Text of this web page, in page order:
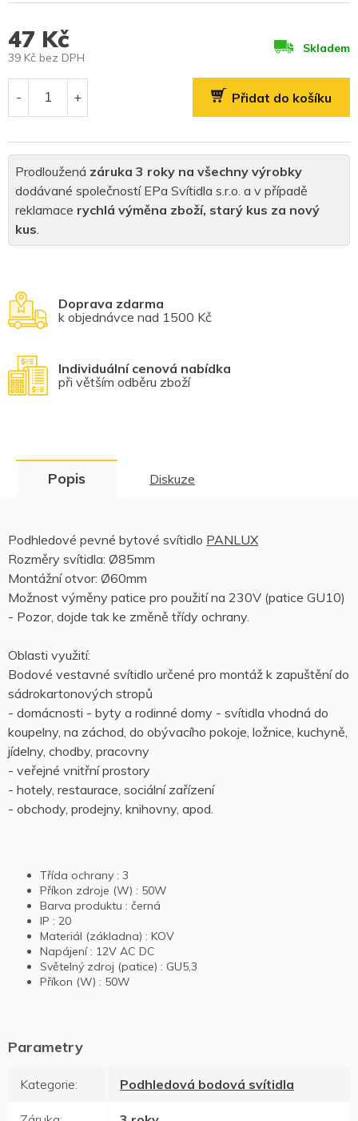
Doprava zdarma
k objednávce nad 1500 Kč
Individuální cenová nabídka
při větším odběru zboží
Prodloužená záruka 3 roky na všechny výrobky
dodávané společností EPa Svítidla s.r.o. a v případě
reklamace rychlá výměna zboží, starý kus za nový
kus.
47 Kč
39 Kč bez DPH
Skladem
Přidat do košíku
Popis Diskuze
Podhledové pevné bytové svítidlo PANLUX
Rozměry svítidla: Ø85mm
Montážní otvor: Ø60mm
Možnost výměny patice pro použití na 230V (patice GU10)
- Pozor, dojde tak ke změně třídy ochrany.
Oblasti využití:
Bodové vestavné svítidlo určené pro montáž k zapuštění do
sádrokartonových stropů
- domácnosti - byty a rodinné domy - svítidla vhodná do
koupelny, na záchod, do obývacího pokoje, ložnice, kuchyně,
jídelny, chodby, pracovny
- veřejné vnitřní prostory
- hotely, restaurace, sociální zařízení
- obchody, prodejny, knihovny, apod.
Třída ochrany : 3
Příkon zdroje (W) : 50W
Barva produktu : černá
IP : 20
Materiál (základna) : KOV
Napájení : 12V AC DC
Světelný zdroj (patice) : GU5,3
Příkon (W) : 50W
Kategorie: Podhledová bodová svítidla